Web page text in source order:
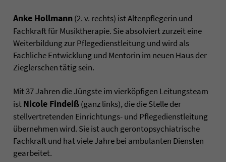
Anke Hollmann (2. v. rechts) ist Altenpflegerin und
Fachkraft für Musiktherapie. Sie absolviert zurzeit eine
Weiterbildung zur Pflegedienstleitung und wird als
Fachliche Entwicklung und Mentorin im neuen Haus der
Zieglerschen tätig sein.
Mit 37 Jahren die Jüngste im vierköpfigen Leitungsteam
istNicole Findeiß(ganz links), die die Stelle der
stellvertretenden Einrichtungs- und Pflegedienstleitung
übernehmen wird. Sie ist auch gerontopsychiatrische
Fachkraft und hat viele Jahre bei ambulanten Diensten
gearbeitet.